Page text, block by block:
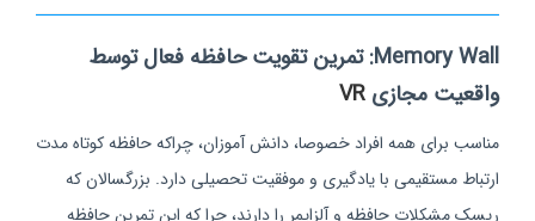
Memory Wall: تمرین تقویت حافظه فعال توسط
واقعیت مجازی VR
مناسب برای همه افراد خصوصا، دانش آموزان، چراکه حافظه کوتاه مدت
ارتباط مستقیمی با یادگیری و موفقیت تحصیلی دارد. بزرگسالان که
ریسک مشکلات حافظه و آلزایمر را دارند، چرا که این تمرین حافظه